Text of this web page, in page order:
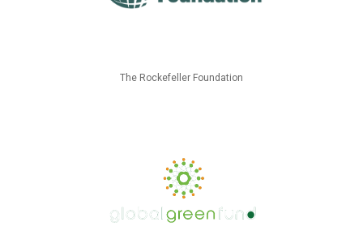
The Rockefeller Foundation